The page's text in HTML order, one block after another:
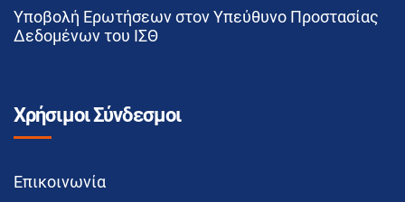
Υποβολή Ερωτήσεων στον Υπεύθυνο Προστασίας
Δεδομένων του ΙΣΘ
Χρήσιμοι Σύνδεσμοι
Επικοινωνία